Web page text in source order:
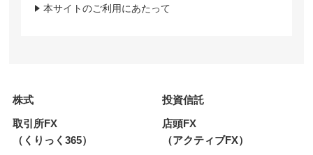
本サイトのご利用にあたって
株式
投資信託
取引所FX
（くりっく365）
店頭FX
（アクティブFX）